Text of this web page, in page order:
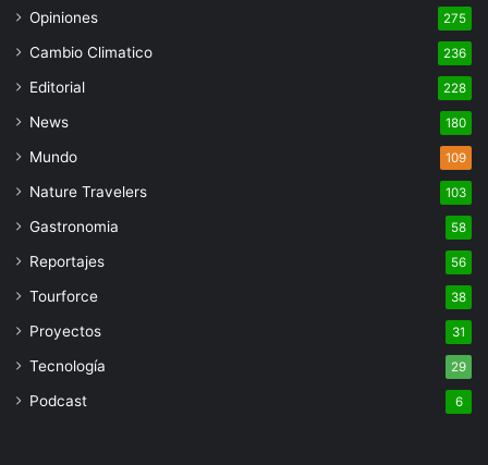
Opiniones 275
Cambio Climatico 236
Editorial 228
News 180
Mundo 109
Nature Travelers 103
Gastronomia 58
Reportajes 56
Tourforce 38
Proyectos 31
Tecnología 29
Podcast 6